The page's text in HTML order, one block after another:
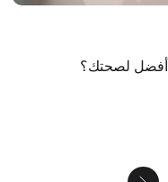
أفضل لصحتك؟